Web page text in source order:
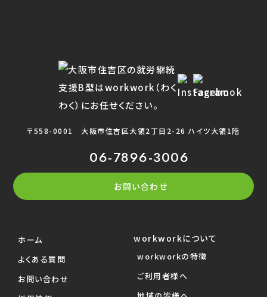
〒558-0001 大阪市住吉区大領2丁目2-26 ハイツ大領1階
06-7896-3006
お問い合わせ
ホーム
よくある質問
お問い合わせ
workworkについて
workworkの特徴
ご利用者様へ